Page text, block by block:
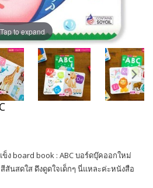
Tap to expand
ง board book : ABC บอร์ดบุ๊คออกใหม่
นสดใส ดึงดูดใจเด็กๆ นี่แหละค่ะหนังสือ